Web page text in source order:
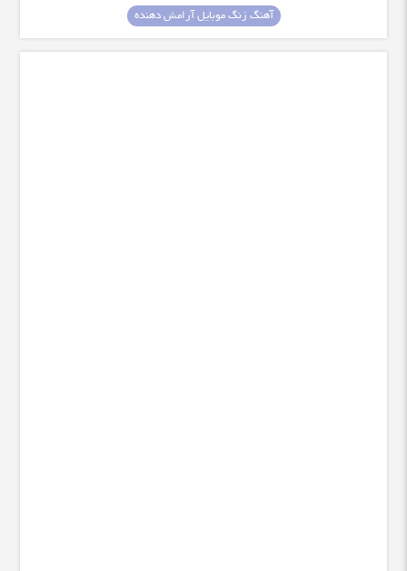
آهنگ زنگ موبایل آرامش دهنده